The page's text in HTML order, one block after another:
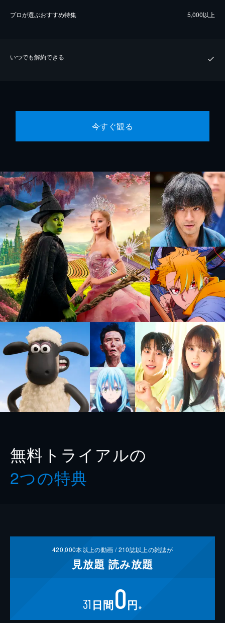
プロが選ぶおすすめ特集 5,000以上
いつでも解約できる
今すぐ観る
無料トライアルの
2つの特典
420,000本以上の動画 /210誌以上の雑誌が
見放題 読み放題
31 日間0円 ※